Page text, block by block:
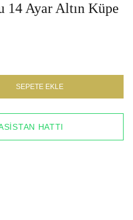
Ayar Altın Küpe
SEPETE EKLE
HATTI